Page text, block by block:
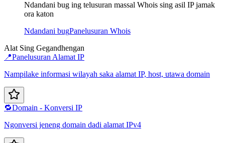
Ndandani bug ing telusuran massal Whois sing asil IP jamak
ora katon
Ndandani bugPanelusuran Whois
Alat Sing Gegandhengan
📍Panelusuran Alamat IP
Nampilake informasi wilayah saka alamat IP, host, utawa domain
🔁Domain - Konversi IP
Ngonversi jeneng domain dadi alamat IPv4